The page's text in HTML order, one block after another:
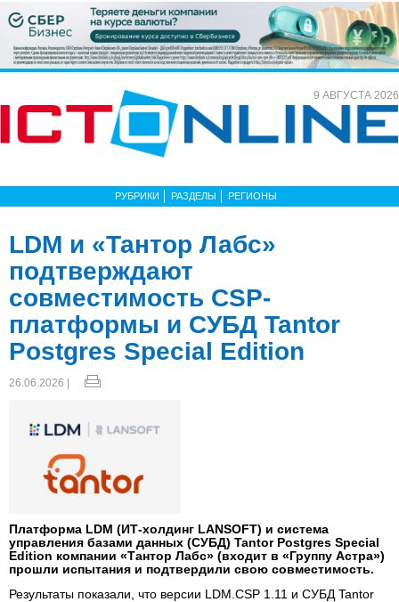
9 АВГУСТА 2026
РУБРИКИ РАЗДЕЛЫ РЕГИОНЫ
LDM и «Тантор Лабс»
подтверждают
совместимость CSP-
платформы и СУБД Tantor
Postgres Special Edition
26.06.2026 |
Платформа LDM (ИТ-холдинг LANSOFT) и система
управления базами данных (СУБД) Tantor Postgres Special
Edition компании «Тантор Лабс» (входит в «Группу Астра»)
прошли испытания и подтвердили свою совместимость.
Результаты показали, что версии LDM.CSP 1.11 и СУБД Tantor